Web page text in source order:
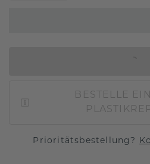
BESTELLE
Prioritätsbestellung?